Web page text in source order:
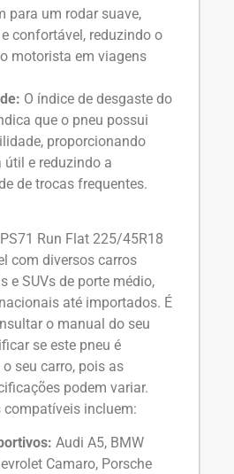
para um rodar suave,
confortável, reduzindo o
motorista em viagens
O índice de desgaste do
que o pneu possui
proporcionando
útil e reduzindo a
de trocas frequentes.
Run Flat 225/45R18
com diversos carros
e SUVs de porte médio,
até importados. É
o manual do seu
se este pneu é
seu carro, pois as
podem variar.
incluem:
Audi A5, BMW
Camaro, Porsche